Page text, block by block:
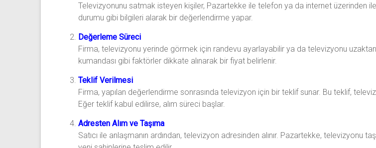
Televizyonunu satmak isteyen kişiler, Pazartekke ile telefon ya da internet üzerinden
durumu gibi bilgileri alarak bir değerlendirme yapar.
Değerleme Süreci
Firma, televizyonu yerinde görmek için randevu ayarlayabilir ya da televizyonu
kumandası gibi faktörler dikkate alınarak bir fiyat belirlenir.
Teklif Verilmesi
Firma, yapılan değerlendirme sonrasında televizyon için bir teklif sunar. Bu teklif,
Eğer teklif kabul edilirse, alım süreci başlar.
Adresten Alım ve Taşıma
Satıcı ile anlaşmanın ardından, televizyon adresinden alınır. Pazartekke, televizyonu